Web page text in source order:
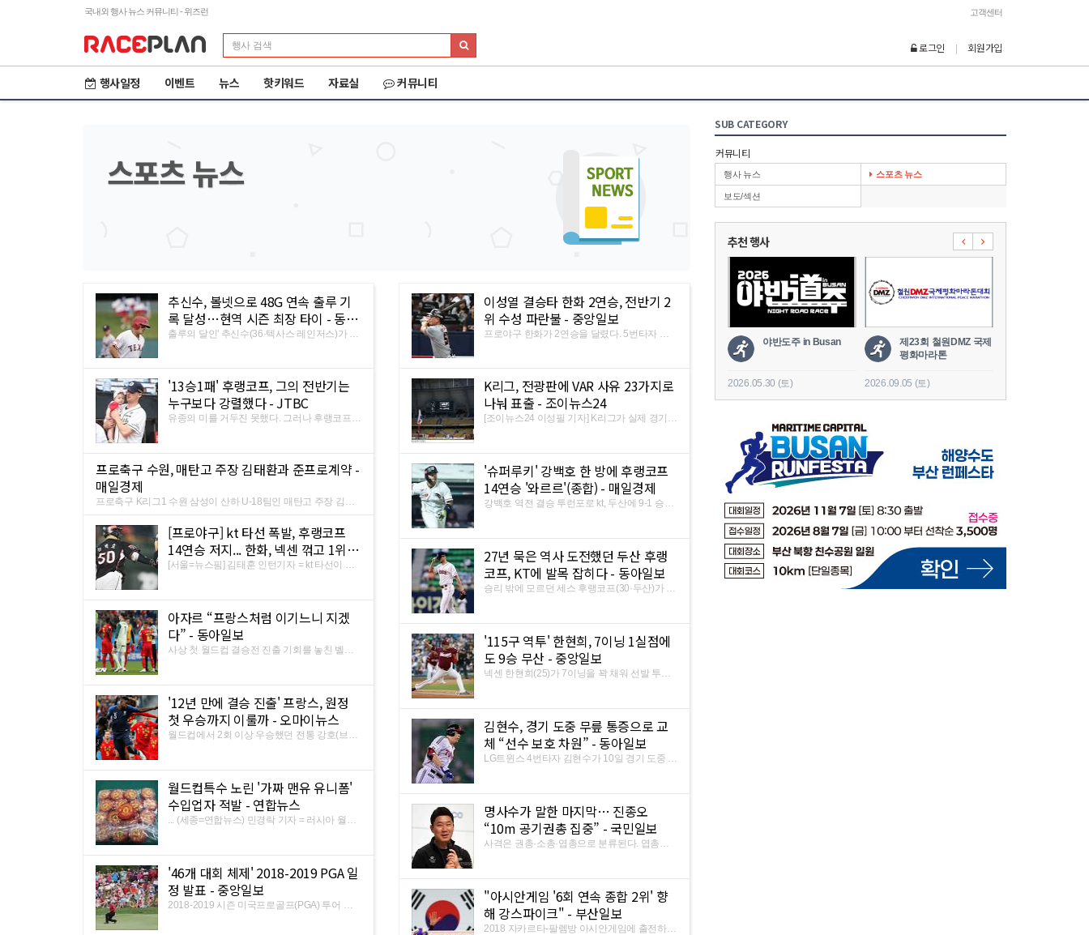
국내외 행사 뉴스 커뮤니티 - 위즈런 고객센터
로그인 회원가입
행사일정 이벤트 뉴스 핫키워드 자료실 커뮤니티
스포츠 뉴스
추신수, 볼넷으로 48G 연속 출루 기
록 달성…현역 시즌 최장 타이 - 동아
일보
출루의 달인' 추신수(36·텍사스 레인저스)가 48
린 2018 메이저리그(MLB) 보스턴 레드삭스와
의 경기에서 1번 지명타자로 ...
'13승1패' 후랭코프, 그의 전반기는
누구보다 강렬했다 - JTBC
유종의 미를 거두진 못했다. 그러나 후랭코프
를 마무리했다. KT전 부진으로 선발 13연승 행
진이 막을 내렸고, 평균자책점도 치솟았지만 성
프로축구 수원, 매탄고 주장 김태환과 준프로계약 -
매일경제
프로축구 K리그1 수원 삼성이 산하 U-18팀인 매탄고 주장 김태
환(18)과 준프로계약을 했다고 11일 밝혔다. 수원의 유스팀인 매
탄중(U-15)과 매탄고 출신인 김태환은 좌우는 물론 중앙 수비까
지 맡을 수 있는 멀티플레이어다. 끈질긴 승부근성과 대인 방어
능력이 ...
[프로야구] kt 타선 폭발, 후랭코프
14연승 저지... 한화, 넥센 꺾고 1위
추격 - 뉴스핌
[서울=뉴스핌] 김태훈 인턴기자 = kt 타선이 두
산과 승차를 좁혔다. kt 위즈는 10일 2018 신한
은행 MY CAR 프로야구 두산 베어스와 경기에
서 9대1로 역전승했다.
아자르 “프랑스처럼 이기느니 지겠
다” - 동아일보
사상 첫 월드컵 결승전 진출 기회를 놓친 벨기
부르크 스타디움에서 열린 프랑스와의 2018
FIFA 러시아 월드컵 준결승전에서 0-1로 패했
다. 이날 벨기에는 높은 점유율 ...
'12년 만에 결승 진출' 프랑스, 원정
첫 우승까지 이룰까 - 오마이뉴스
월드컵에서 2회 이상 우승했던 전통 강호(브라
승전에 한 팀도 올라가지 못했던 사례도 2010
년 남아프리카 공화국 월드컵 이래 이번이 두
번째다. 2018 러시아 월드컵 4 ...
월드컵특수 노린 '가짜 맨유 유니폼'
수입업자 적발 - 연합뉴스
... (세종=연합뉴스) 민경락 기자 = 러시아 월드
업자가 세관에 적발됐다. 세관이 압수한 해외축
구클럽 '짝퉁' 엠블럼[서울세관 자료제공=연합
뉴스]. 관세청 서울본부세관 ...
'46개 대회 체제' 2018-2019 PGA 일
정 발표 - 중앙일보
2018-2019 시즌 미국프로골프(PGA) 투어 일
이성열 결승타 한화 2연승, 전반기 2
위 수성 파란불 - 중앙일보
프로야구 한화가 2연승을 달렸다. 5번타자 이
명이글스파크에서 열린 넥센과 경기에서 4-1로
이겼다. 2연승을 기록한 ...
K리그, 전광판에 VAR 사유 23가지로
나눠 표출 - 조이뉴스24
[조이뉴스24 이성필 기자] K리그가 실제 경기
디오 분석(VAR)을 사유를 전광판에 표출해 관
중에게도 명확하게 알린다. 한국프로축구연맹
은 10일 서울 신문로 축구회관 ...
'슈퍼루키' 강백호 한 방에 후랭코프
14연승 '와르르'(종합) - 매일경제
강백호 역전 결승 투런포로 kt, 두산에 9-1 승리
의 '슈퍼루키' 강백호(19)가 두산 베어스 에이스
세스 후랭코프(30)의 KBO리그 데뷔 최다 연승
신기록 수립을 막았다.
27년 묵은 역사 도전했던 두산 후랭
코프, KT에 발목 잡히다 - 동아일보
승리 밖에 모르던 세스 후랭코프(30·두산)가 자
KT전에서 1-9로 패했다. 1-0으로 앞선 3회, 선
발투수 후랭코프가 홈런 2개를 포함해 8안타 1
볼넷 7실점하며 순식간에 ...
'115구 역투' 한현희, 7이닝 1실점에
도 9승 무산 - 중앙일보
넥센 한현희(25)가 7이닝을 꽉 채워 선발 투수
전 한화전에 선발 등판해 7이닝 동안 공 115개
를 던지면서 6피안타(1피홈런) 1사구 6탈삼진
1실점으로 역투했다. 하지만 ...
김현수, 경기 도중 무릎 통증으로 교
체 “선수 보호 차원” - 동아일보
LG트윈스 4번타자 김현수가 10일 경기 도중 무
한 MY CAR KBO리그 경기에서 4번타자 1루수
로 선발 출장했으나, 3회말 대타 김재율과 교체
됐다. 팀이 1-7로 크게 밀리던 ...
명사수가 말한 마지막… 진종오
“10m 공기권총 집중” - 국민일보
사격은 권총·소총·엽총으로 분류된다. 엽총은
적을 쫓아 팔을 이리저리 움직이고, 탄환에 맞
은 접시는 산산조각나면서 보라색 연기를 내뿜
는다. 권총과 소총은 일렬로 ...
"아시안게임 '6회 연속 종합 2위' 향
해 강스파이크" - 부산일보
2018 자카르타-팔렘방 아시안게임에 출전하는
SUB CATEGORY
커뮤니티
행사 뉴스 스포츠 뉴스
보도/섹션
추천 행사
제23회 철원DMZ 국제
평화마라톤
2026.09.05 (토)
2026 세나 설악그란폰
2026.06.20 (토)
2026 화천DMZ랠리
2026.05.17 (일)
2026 양양 YRUN
2026.09.12 (토)
야반도주 in Busan
2026.05.30 (토)
제23회 철원DMZ 국제
2026.09.05 (토)
2026 세나 설악그란폰
도
2026.06.20 (토)